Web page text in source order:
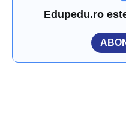
Edupedu.ro